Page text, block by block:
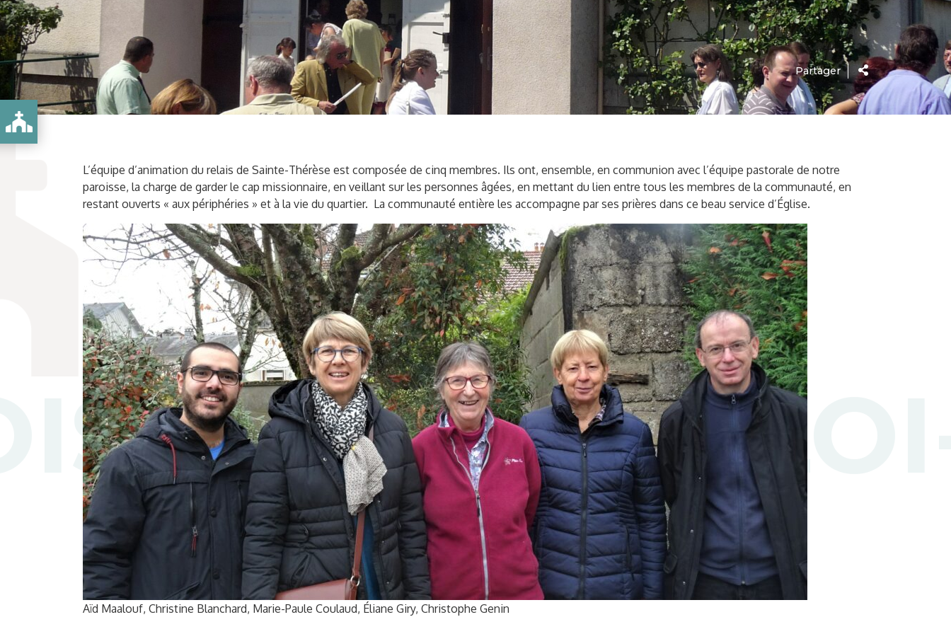
L'AURENCE
Partager
L’équipe d’animation du relais de Sainte-Thérèse est composée de cinq membres. Ils ont, ensemble, en communion avec l’équipe pastorale de notre
paroisse, la charge de garder le cap missionnaire, en veillant sur les personnes âgées, en mettant du lien entre tous les membres de la communauté, en
restant ouverts « aux périphéries » et à la vie du quartier. La communauté entière les accompagne par ses prières dans ce beau service d’Église.
Aïd Maalouf, Christine Blanchard, Marie-Paule Coulaud, Éliane Giry, Christophe Genin